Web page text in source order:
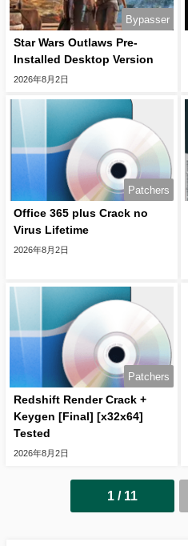
Bypasser
Star Wars Outlaws Pre-
Installed Desktop Version
2026年8月2日
Patchers
Office 365 plus Crack no
Virus Lifetime
2026年8月2日
Patchers
Redshift Render Crack +
Keygen [Final] [x32x64]
Tested
2026年8月2日
1 / 11